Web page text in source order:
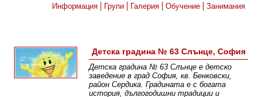
Информация
Групи Галерия Обучение Занимания
Детска градина № 63 Слънце, София
Детска градина № 63 Слънце е детско
заведение в град София, кв. Бенковски,
район Сердика. Градината е с богата
история, дългогодишни традиции и